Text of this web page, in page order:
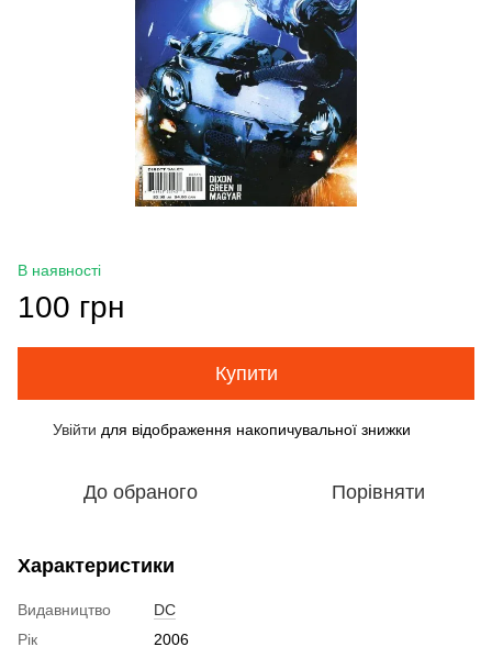
В наявності
100 грн
Купити
Увійти для відображення накопичувальної знижки
До обраного Порівняти
Характеристики
Видавництво
DC
Рік
2006